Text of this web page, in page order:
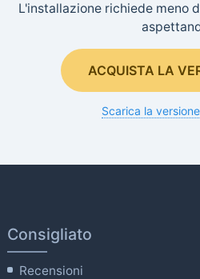
L'installazione richiede meno
ACQUISTA LA
Scarica la
Consigliato
Recensioni